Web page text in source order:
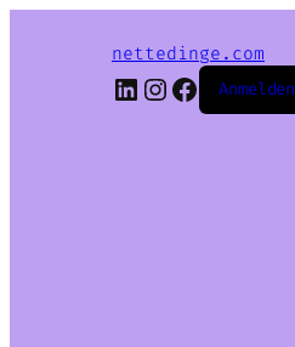
nettedinge.com
LinkedIn
Instagram
Facebook
Anmelden